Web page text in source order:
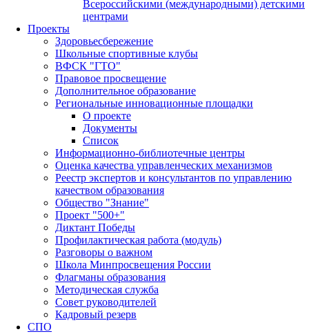
Всероссийскими (международными) детскими
центрами
Проекты
Здоровьесбережение
Школьные спортивные клубы
ВФСК "ГТО"
Правовое просвещение
Дополнительное образование
Региональные инновационные площадки
О проекте
Документы
Список
Информационно-библиотечные центры
Оценка качества управленческих механизмов
Реестр экспертов и консультантов по управлению
качеством образования
Общество "Знание"
Проект "500+"
Диктант Победы
Профилактическая работа (модуль)
Разговоры о важном
Школа Минпросвещения России
Флагманы образования
Методическая служба
Совет руководителей
Кадровый резерв
СПО